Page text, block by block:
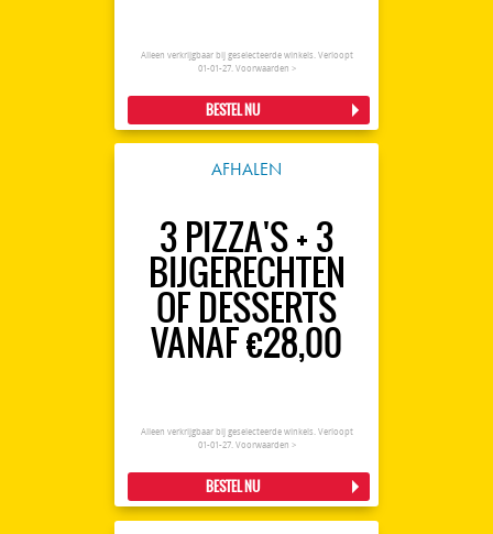
Alleen verkrijgbaar bij geselecteerde winkels. Verloopt
01-01-27. Voorwaarden >
BESTEL NU
AFHALEN
3 PIZZA'S + 3
BIJGERECHTEN
OF DESSERTS
VANAF €28,00
Alleen verkrijgbaar bij geselecteerde winkels. Verloopt
01-01-27. Voorwaarden >
BESTEL NU